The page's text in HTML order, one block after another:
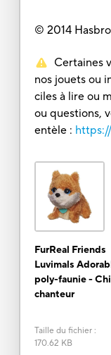
© 2014
Certaines
nos jouets ou
ciles à lire ou
ou questions,
entèle :
FurReal Friends
Luvimals
poly-faunie -
chanteur
Taille du fichier:
170.62 KB